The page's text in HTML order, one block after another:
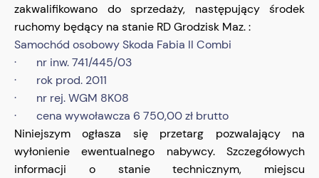
zakwalifikowano do sprzedaży, następujący środek
ruchomy będący na stanie RD Grodzisk Maz. :
Samochód osobowy Skoda Fabia II Combi
· nr inw. 741/445/03
· rok prod. 2011
· nr rej. WGM 8K08
· cena wywoławcza 6 750,00 zł brutto
Niniejszym ogłasza się przetarg pozwalający na
wyłonienie ewentualnego nabywcy. Szczegółowych
informacji o stanie technicznym, miejscu